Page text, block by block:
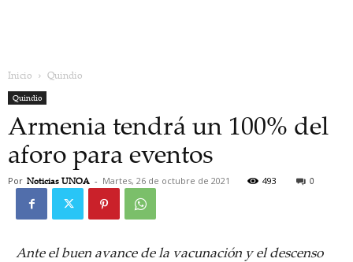
Inicio Quindio
Quindio
Armenia tendrá un 100% del
aforo para eventos
Por Noticias UNOA - Martes, 26 de octubre de 2021 493 0
Ante el buen avance de la vacunación y el descenso